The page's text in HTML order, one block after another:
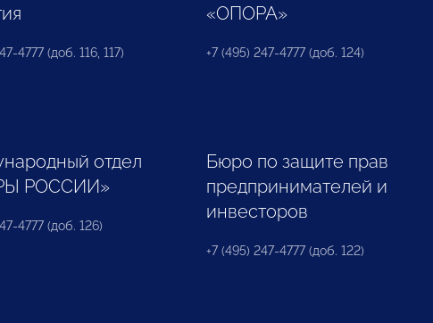
4777 (доб. 116, 117)
«ОПОРА»
+7 (495) 247-4777 (доб. 124)
отдел
РОССИИ»
4777 (доб. 126)
Бюро по защите прав
предпринимателей и
инвесторов
+7 (495) 247-4777 (доб. 122)